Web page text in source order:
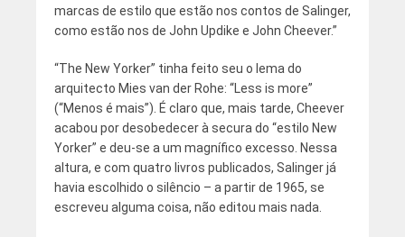
marcas de estilo que estão nos contos de Salinger,
como estão nos de John Updike e John Cheever.”
“The New Yorker” tinha feito seu o lema do
arquitecto Mies van der Rohe: “Less is more”
(“Menos é mais”). É claro que, mais tarde, Cheever
acabou por desobedecer à secura do “estilo New
Yorker” e deu-se a um magnífico excesso. Nessa
altura, e com quatro livros publicados, Salinger já
havia escolhido o silêncio – a partir de 1965, se
escreveu alguma coisa, não editou mais nada.